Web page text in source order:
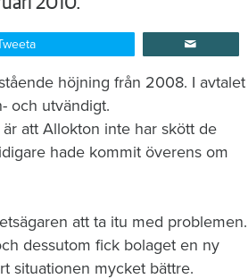
höjning från 2008. I avtalet
och utvändigt.
att Allokton inte har skött de
hade kommit överens om
att ta itu med problemen.
dessutom fick bolaget en ny
situationen mycket bättre.